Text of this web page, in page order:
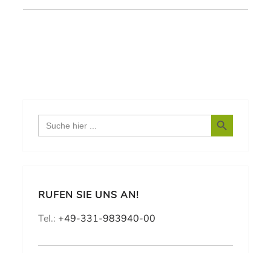
Search
for:
Search Button
RUFEN SIE UNS AN!
Tel.: +49-331-983940-00